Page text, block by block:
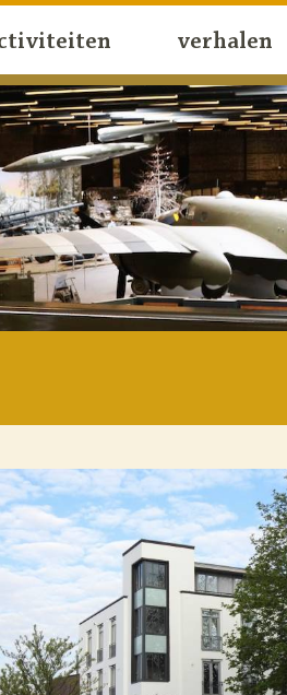
verhalen